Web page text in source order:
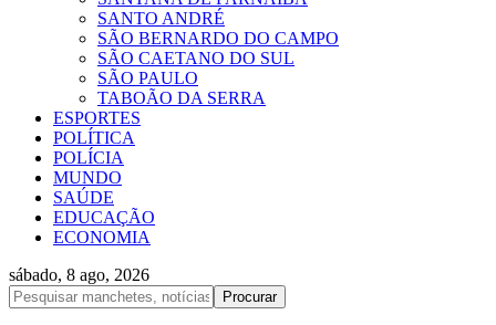
SANTO ANDRÉ
SÃO BERNARDO DO CAMPO
SÃO CAETANO DO SUL
SÃO PAULO
TABOÃO DA SERRA
ESPORTES
POLÍTICA
POLÍCIA
MUNDO
SAÚDE
EDUCAÇÃO
ECONOMIA
sábado, 8 ago, 2026